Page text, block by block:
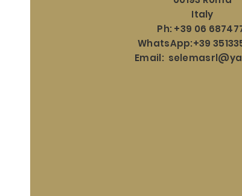
Italy
Ph: +39 06
WhatsApp:+39
Email: